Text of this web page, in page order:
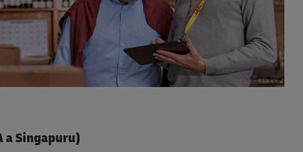
a Singapuru)